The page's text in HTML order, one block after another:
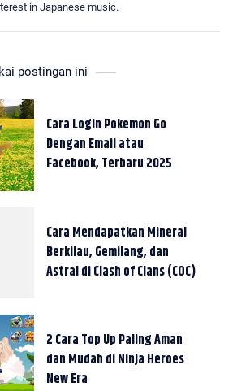
in Japanese music.
postingan ini
Cara Login Pokemon Go
Dengan Email atau
Facebook, Terbaru 2025
Cara Mendapatkan Mineral
Berkilau, Gemilang, dan
Astral di Clash of Clans (COC)
2 Cara Top Up Paling Aman
dan Mudah di Ninja Heroes
New Era